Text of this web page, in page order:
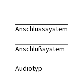
Anschlusssystem
Anschlußsystem
Audiotyp